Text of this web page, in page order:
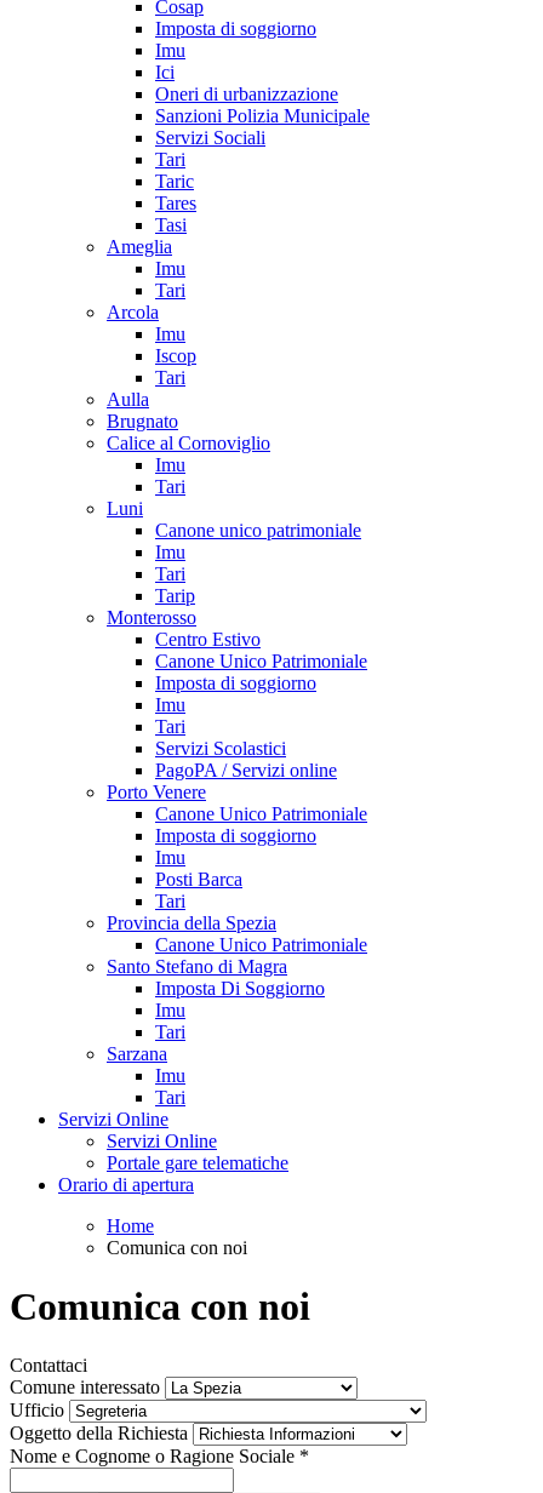
Cosap
Imposta di soggiorno
Imu
Ici
Oneri di urbanizzazione
Sanzioni Polizia Municipale
Servizi Sociali
Tari
Taric
Tares
Tasi
Ameglia
Imu
Tari
Arcola
Imu
Iscop
Tari
Aulla
Brugnato
Calice al Cornoviglio
Imu
Tari
Luni
Canone unico patrimoniale
Imu
Tari
Tarip
Monterosso
Centro Estivo
Canone Unico Patrimoniale
Imposta di soggiorno
Imu
Tari
Servizi Scolastici
PagoPA / Servizi online
Porto Venere
Canone Unico Patrimoniale
Imposta di soggiorno
Imu
Posti Barca
Tari
Provincia della Spezia
Canone Unico Patrimoniale
Santo Stefano di Magra
Imposta Di Soggiorno
Imu
Tari
Sarzana
Imu
Tari
Servizi Online
Servizi Online
Portale gare telematiche
Orario di apertura
Home
Comunica con noi
Comunica con noi
Contattaci
Comune interessato
Ufficio
Oggetto della Richiesta
Nome e Cognome o Ragione Sociale *